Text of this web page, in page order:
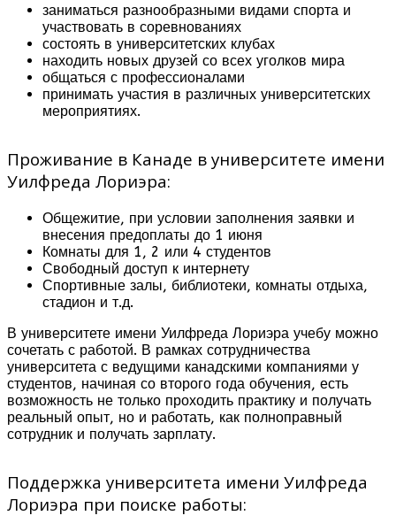
заниматься разнообразными видами спорта и
участвовать в соревнованиях
состоять в университетских клубах
находить новых друзей со всех уголков мира
общаться с профессионалами
принимать участия в различных университетских
мероприятиях.
Проживание в Канаде в университете имени
Уилфреда Лориэра:
Общежитие, при условии заполнения заявки и
внесения предоплаты до 1 июня
Комнаты для 1, 2 или 4 студентов
Свободный доступ к интернету
Спортивные залы, библиотеки, комнаты отдыха,
стадион и т.д.
В университете имени Уилфреда Лориэра учебу можно
сочетать с работой. В рамках сотрудничества
университета с ведущими канадскими компаниями у
студентов, начиная со второго года обучения, есть
возможность не только проходить практику и получать
реальный опыт, но и работать, как полноправный
сотрудник и получать зарплату.
Поддержка университета имени Уилфреда
Лориэра при поиске работы: